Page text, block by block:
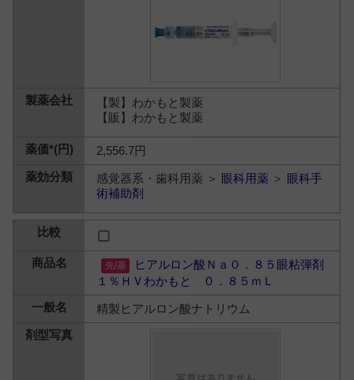
【製】わかもと製薬
【販】わかもと製薬
2,556.7円
感覚器系・歯科用薬 ＞ 眼科用薬 ＞ 眼科手
術補助剤
ヒアルロン酸Ｎａ０．８５眼粘弾剤
１％ＨＶわかもと ０．８５ｍＬ
精製ヒアルロン酸ナトリウム